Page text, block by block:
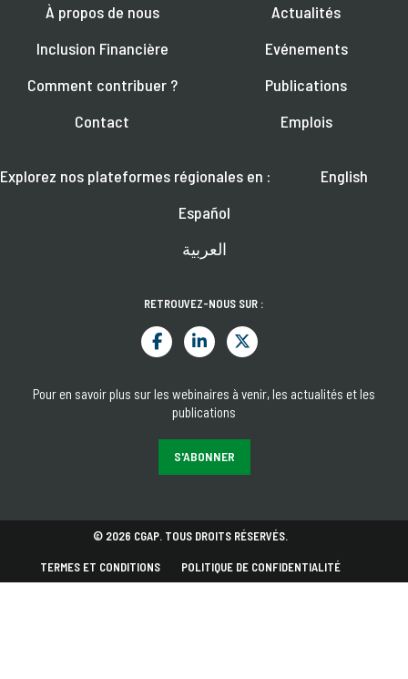
À propos de nous
Inclusion Financière
Comment contribuer ?
Contact
Actualités
Evénements
Publications
Emplois
Explorez nos plateformes régionales en :
English
Español
العربية
RETROUVEZ-NOUS SUR :
Pour en savoir plus sur les webinaires à venir, les actualités et les
publications
S'ABONNER
© 2026 CGAP. TOUS DROITS RÉSERVÉS.
TERMES ET CONDITIONS POLITIQUE DE CONFIDENTIALITÉ